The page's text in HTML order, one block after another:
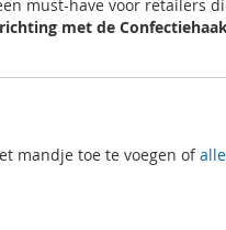
must-have voor retailers
met de
mandje toe te voegen of